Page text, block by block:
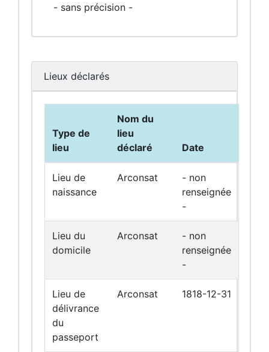
- sans précision -
Lieux déclarés
Type de
lieu
Nom du
lieu
déclaré
Date
Lieu de
naissance
Arconsat
- non
renseignée
-
Lieu du
domicile
Arconsat
- non
renseignée
-
Lieu de
délivrance
du
passeport
Arconsat 1818-12-31